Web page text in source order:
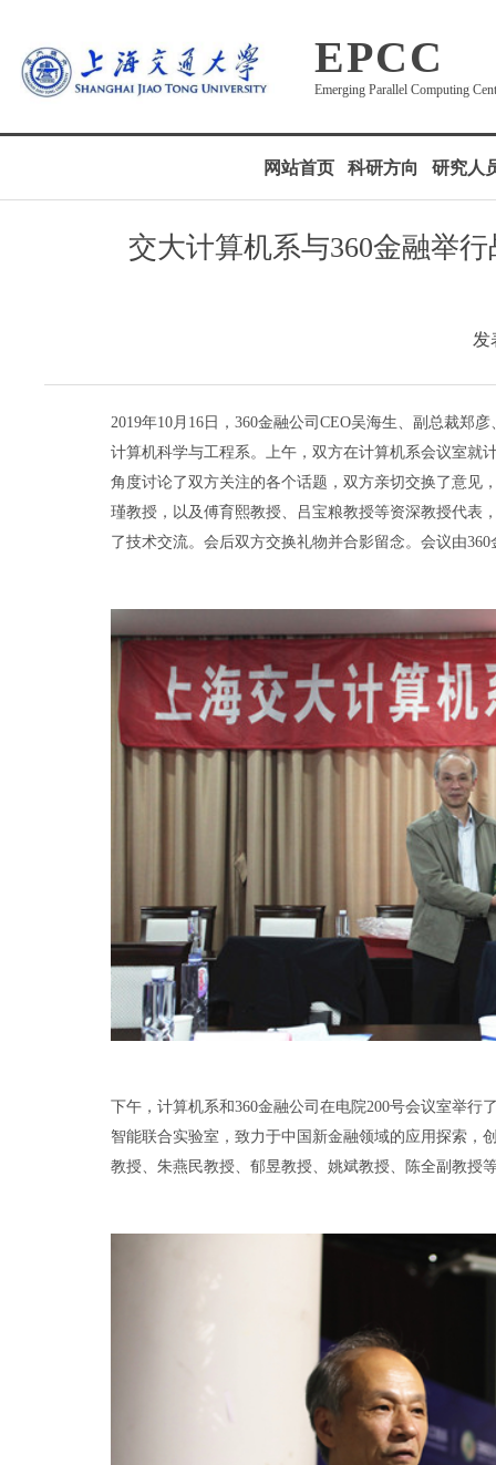
EPCC
Emerging Parallel Computing
网站首页 科研方向 研究人
交大计算机系与360金融举
发
2019年10月16日，360金融公司CEO吴海生、副总裁郑
计算机科学与工程系。上午，双方在计算机系会议室就
角度讨论了双方关注的各个话题，双方亲切交换了意见
瑾教授，以及傅育熙教授、吕宝粮教授等资深教授代表
了技术交流。会后双方交换礼物并合影留念。会议由
下午，计算机系和360金融公司在电院200号会议室举
智能联合实验室，致力于中国新金融领域的应用探索，
教授、朱燕民教授、郁昱教授、姚斌教授、陈全副教授